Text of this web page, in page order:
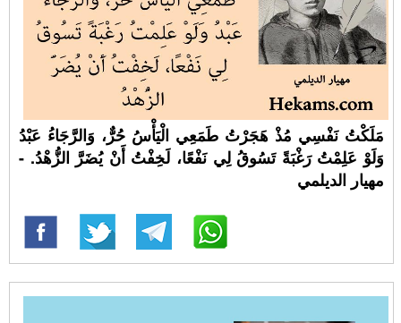
مَلَكْتُ نَفْسِي مُذْ هَجَرْتُ طَمَعِي الْيَأْسُ حُرٌّ، وَالرَّجَاءُ عَبْدُ
وَلَوْ عَلِمْتُ رَغْبَةً تَسُوقُ لِي نَفْعًا، لَخِفْتُ أَنْ يُضَرَّ الزُّهْدُ. -
مهيار الديلمي